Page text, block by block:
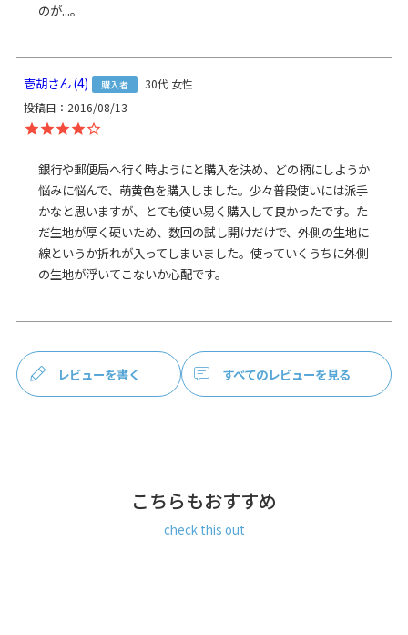
通帳やスマホも入る、持ち手が付いた大容量の横長親子がま
口財布。
きらびやかな金襴生地を使った、親子がま口の長財布です。
真ん中にある子がま口は、大きく開くので、小銭が見やすく
片側に6つのカードポケットがあり、計12枚のカードが収納
可能。子がま口の両サイドにある小さめのフリーポケットに
はレシートやクーポン券などの収納に便利です。
また、本体に膨らみがあるので、通帳やスマホの収納が可
能。
お手持ちのポシェット用ベルトを付ければ、お財布ポシェッ
トとしても使えます。※ポシェット用ベルトは別売り
長財布 財布 お財布ポシェット レディース 大容量 カード 小銭
のが...。
壱胡 4 購入者 30代 女性
投稿日
2016/08/13
銀行や郵便局へ行く時ようにと購入を決め、どの柄にしようか
悩みに悩んで、萌黄色を購入しました。少々普段使いには派手
かなと思いますが、とても使い易く購入して良かったです。た
だ生地が厚く硬いため、数回の試し開けだけで、外側の生地に
線というか折れが入ってしまいました。使っていくうちに外側
の生地が浮いてこないか心配です。
レビューを書く すべてのレビューを見る
こちらもおすすめ
check this out